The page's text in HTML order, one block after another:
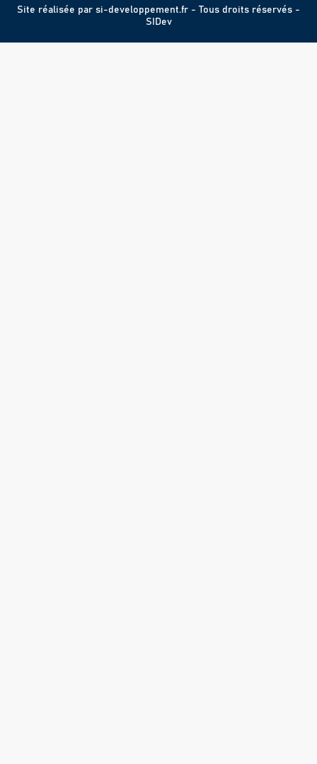
Site réalisée par si-developpement.fr - Tous droits réservés -
SIDev